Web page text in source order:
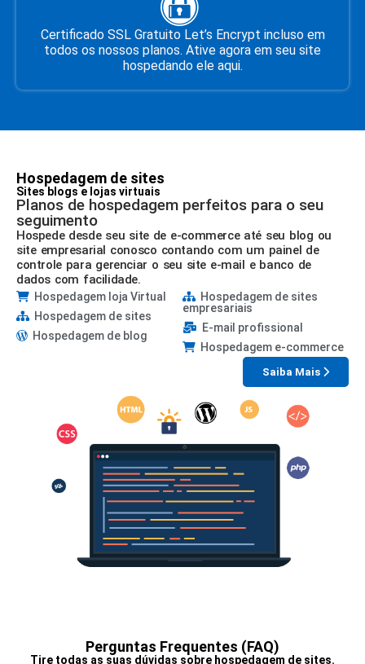
Certificado SSL Gratuito Let’s Encrypt incluso em
todos os nossos planos. Ative agora em seu site
hospedando ele aqui.
Hospedagem de sites
Sites blogs e lojas virtuais
Planos de hospedagem perfeitos para o seu
seguimento
Hospede desde seu site de e-commerce até seu blog ou
site empresarial conosco contando com um painel de
controle para gerenciar o seu site e-mail e banco de
dados com facilidade.
Hospedagem loja Virtual
Hospedagem de sites
Hospedagem de blog
Hospedagem de sites
empresariais
E-mail profissional
Hospedagem e-commerce
Saiba Mais
Perguntas Frequentes (FAQ)
Tire todas as suas dúvidas sobre hospedagem de sites.